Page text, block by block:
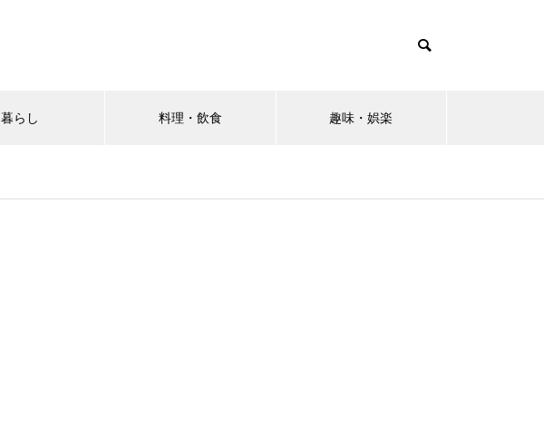
暮らし 料理・飲食 趣味・娯楽